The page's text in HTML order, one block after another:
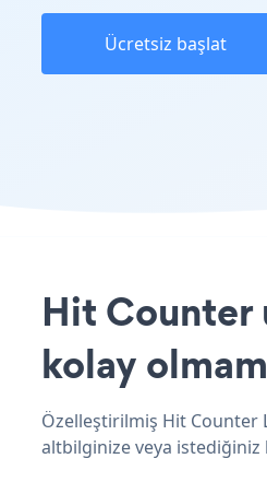
Ücretsiz başlat
Hit Counter
kolay
Özelleştirilmiş Hit Counter
altbilginize veya